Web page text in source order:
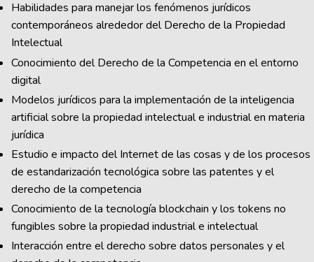
Habilidades para manejar los fenómenos jurídicos
contemporáneos alrededor del Derecho de la Propiedad
Intelectual
Conocimiento del Derecho de la Competencia en el entorno
digital
Modelos jurídicos para la implementación de la inteligencia
artificial sobre la propiedad intelectual e industrial en materia
jurídica
Estudio e impacto del Internet de las cosas y de los procesos
de estandarización tecnológica sobre las patentes y el
derecho de la competencia
Conocimiento de la tecnología blockchain y los tokens no
fungibles sobre la propiedad industrial e intelectual
Interacción entre el derecho sobre datos personales y el